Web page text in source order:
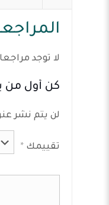
لا توجد
كن أول من
لن يتم نشر
تقييمك *